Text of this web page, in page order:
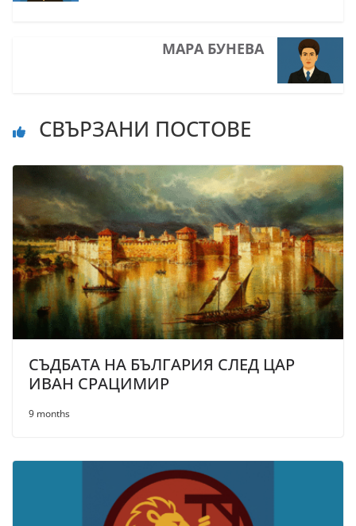
МАРА БУНЕВА
СВЪРЗАНИ ПОСТОВЕ
СЪДБАТА НА БЪЛГАРИЯ СЛЕД ЦАР
ИВАН СРАЦИМИР
9 months